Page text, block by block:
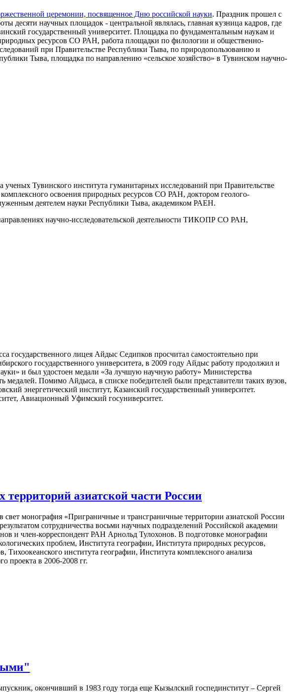
церемонии, посвященное Дню российской науки. Праздник прошел с
десяти научных площадок - центральной являлась, главная кузница кадров, где
государственный университет. Площадка по фундаментальным наукам и
ресурсов СО РАН, работа площадки по филологии и общественно-
при Правительстве Республики Тыва, по природопользованию и
Тыва, площадка по направлению «сельское хозяйство» в Тувинском научно-
ученых Тувинского института гуманитарных исследований при Правительстве
освоения природных ресурсов СО РАН, доктором геолого-
деятелем науки Республики Тыва, академиком РАЕН.
научно-исследовательской деятельности ТИКОПР СО РАН,
государственного лицея Айдыс Седипков просчитал самостоятельно при
государственного университета, в 2009 году Айдыс работу продолжил и
и был удостоен медали «За лучшую научную работу» Министерства
Помимо Айдыса, в списке победителей были представители таких вузов,
энергетический институт, Казанский государственный университет.
Авиационный Уфимский госуниверситет.
азиатской части России
монография «Приграничные и трансграничные территории азиатской России
сотрудничества восьми научных подразделений Российской академии
и член-корреспондент РАН Арнольд Тулохонов. В подготовке монографии
проблем, Института географии, Института природных ресурсов,
института географии, Института комплексного анализа
проекта в 2006-2008 гг.
окончивший в 1983 году тогда еще Кызылский госпединститут – Сергей